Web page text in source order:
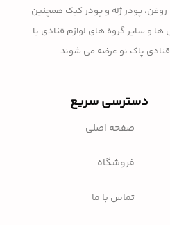
روغن، پودر ژله و پودر کیک همچنین
و سایر گروه های لوازم قنادی با
پاک نو عرضه می شوند
دسترسی سریع
صفحه اصلی
فروشگاه
تماس با ما